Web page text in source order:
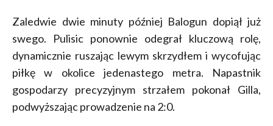
Zaledwie dwie minuty później Balogun dopiął już
swego. Pulisic ponownie odegrał kluczową rolę,
dynamicznie ruszając lewym skrzydłem i wycofując
piłkę w okolice jedenastego metra. Napastnik
gospodarzy precyzyjnym strzałem pokonał Gilla,
podwyższając prowadzenie na 2:0.